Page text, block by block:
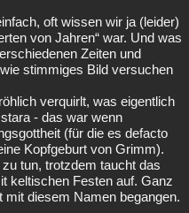
oft wissen wir ja (leider)
von Jahren“ war. Und was
Zeiten und
stimmiges Bild versuchen
verquirlt, was eigentlich
- das war wenn
(für die es defacto
Kopfgeburt von Grimm).
tun, trotzdem taucht das
keltischen Festen auf. Ganz
mit diesem Namen begangen.